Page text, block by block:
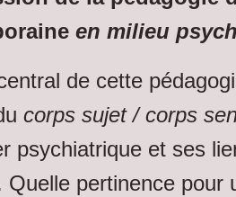
en milieu
de cette
corps sujet / corps
psychiatrique et ses
Quelle pertinence pour